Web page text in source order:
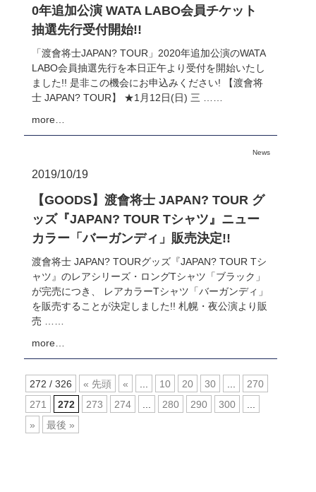
0年追加公演 WATA LABO会員チケット
抽選先行受付開始!!
「渡會将士JAPAN? TOUR」2020年追加公演のWATA
LABO会員抽選先行を本日正午より受付を開始いたし
ました!! 是非この機会にお申込みください! 【渡會将
士 JAPAN? TOUR】 ★1月12日(日) 三 ……
more…
News
2019/10/19
【GOODS】渡會将士 JAPAN? TOUR グ
ッズ『JAPAN? TOUR Tシャツ』ニュー
カラー「バーガンディ」販売決定!!
渡會将士 JAPAN? TOURグッズ『JAPAN? TOUR Tシ
ャツ』のレアシリーズ・ロングTシャツ「ブラック」
が完売につき、 レアカラーTシャツ「バーガンディ」
を販売することが決定しました!! 札幌・夜公演より販
売 ……
more…
272 / 326 « 先頭 « 10 20 30
270
271
272 273 274 280 290 300
»
最後 »